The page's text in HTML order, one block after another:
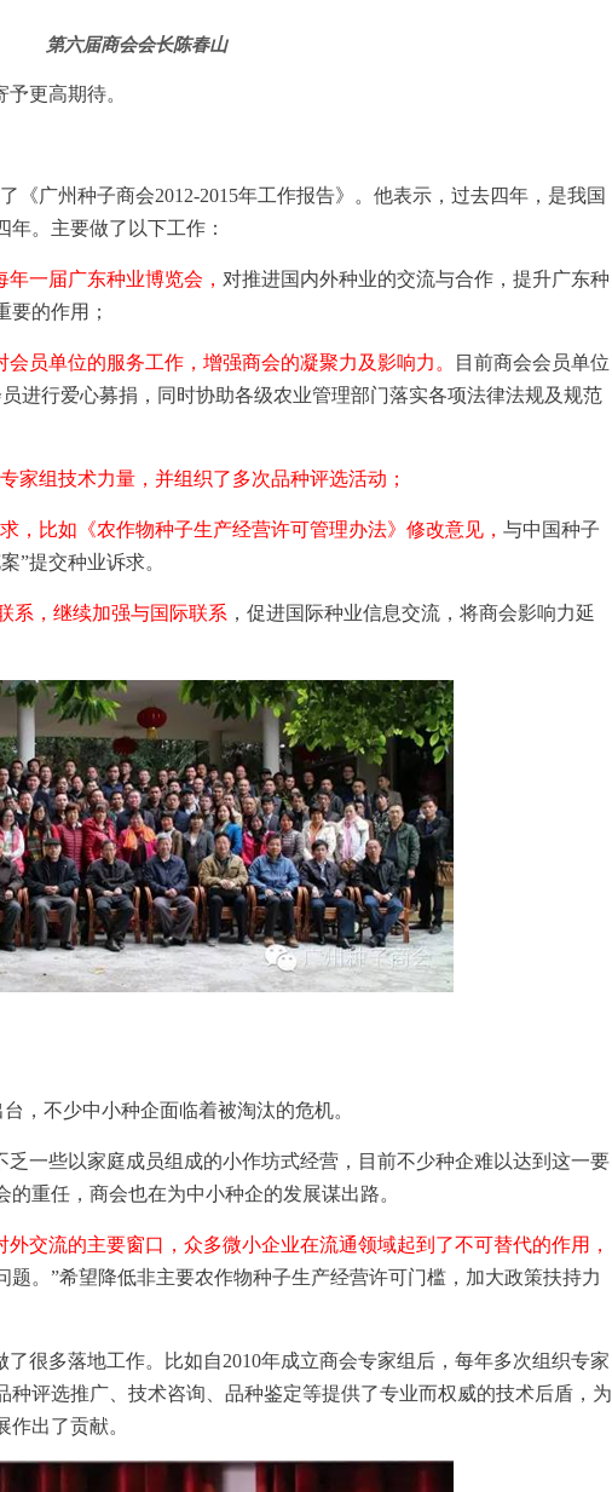
第六届商会会长陈春山
更高期待。
广州种子商会2012-2015年工作报告》。他表示，过去四年，是我国
。主要做了以下工作：
年一届广东种业博览会， 对推进国内外种业的交流与合作，提升广东种
要的作用；
员单位的服务工作，增强商会的凝聚力及影响力。
目前商会会员单位
进行爱心募捐，同时协助各级农业管理部门落实各项法律法规及规范
家组技术力量，并组织了多次品种评选活动；
，比如《农作物种子生产经营许可管理办法》修改意见， 与中国种子
”提交种业诉求。
系，继续加强与国际联系 ，促进国际种业信息交流，将商会影响力延
不少中小种企面临着被淘汰的危机。
些以家庭成员组成的小作坊式经营，目前不少种企难以达到这一要
重任，商会也在为中小种企的发展谋出路。
交流的主要窗口，众多微小企业在流通领域起到了不可替代的作用，
。”希望降低非主要农作物种子生产经营许可门槛，加大政策扶持力
多落地工作。比如自2010年成立商会专家组后，每年多次组织专家
评选推广、技术咨询、品种鉴定等提供了专业而权威的技术后盾，为
出了贡献。